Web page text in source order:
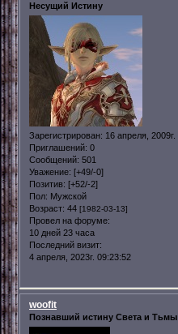
Несущий Истину
Зарегистрирован: 16 апреля, 2009г.
Приглашений: 0
Сообщений: 501
Уважение: [+49/-0]
Позитив: [+52/-2]
Пол: Мужской
Возраст: 44 [1982-03-13]
Провел на форуме:
10 дней 23 часа
Последний визит:
4 апреля, 2023г. 09:23:52
woofit
Познавший истину Света и Тьмы